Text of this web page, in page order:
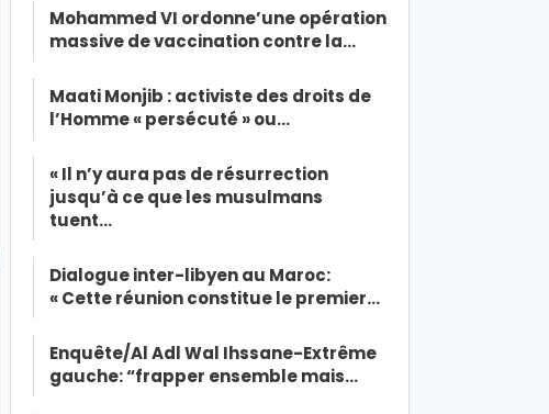
Mohammed VI ordonne’une opération
massive de vaccination contre la…
Maati Monjib : activiste des droits de
l’Homme « persécuté » ou…
« Il n’y aura pas de résurrection
jusqu’à ce que les musulmans
tuent…
Dialogue inter-libyen au Maroc:
« Cette réunion constitue le premier…
Enquête/Al Adl Wal Ihssane-Extrême
gauche: “frapper ensemble mais…